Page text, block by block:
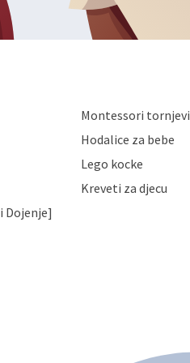
Montessori tornjevi
Hodalice za bebe
Lego kocke
Kreveti za djecu
Dojenje]